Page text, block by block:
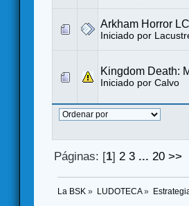
Arkham Horror
Iniciado por
Kingdom Death:
Iniciado por Calvo
Páginas: [1] 2 3 ... 20 >>
La BSK » LUDOTECA»